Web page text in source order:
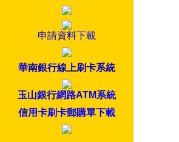
申請資料下載
華南銀行線上刷卡系統
玉山銀行網路ATM系統
信用卡刷卡郵購單下載